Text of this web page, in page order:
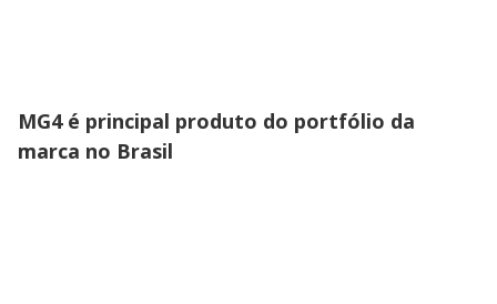
MG4 é principal produto do portfólio da
marca no Brasil